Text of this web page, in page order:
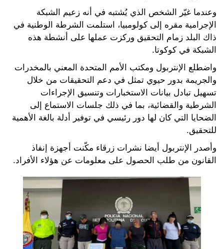
وعندما غيّر الشخص الذي يُشتبه في أنه زعيم الشبكة
الإجرامية مقره إلى كولومبيا، استلمت الشرطة الوطنية في
ذاك البلد زمام التحقيق وركزت عملها على أنشطة هذه
الشبكة في كوكوتا.
واضطلع الإنتربول ومكتب الأمم المتحدة المعني بالمخدرات
والجريمة بدور حيوي تمثل في دعم التحقيقات من خلال
تسهيل تبادل بيانات الاستخبارات وتنسيق الإجراءات
الشرطية والقضائية، بما في ذلك جلسات الاستماع إلى
الضحايا التي كان لها دور رئيسي في توفير أدلة بالغة الأهمية
للتحقيق.
وأصدر الإنتربول أيضا نشرات زرقاء مكّنت أجهزة إنفاذ
القانون من طلب الحصول على معلومات عن هؤلاء الأفراد.